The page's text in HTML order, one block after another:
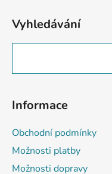
Vyhledávání
Informace
Obchodní podmínky
Možnosti platby
Možnosti dopravy